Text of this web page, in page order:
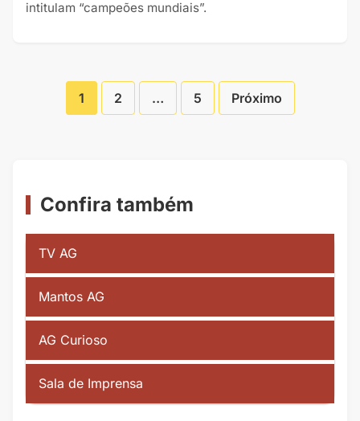
intitulam “campeões mundiais”.
Paginação
1 2 … 5 Próximo
Confira também
TV AG
Mantos AG
AG Curioso
Sala de Imprensa